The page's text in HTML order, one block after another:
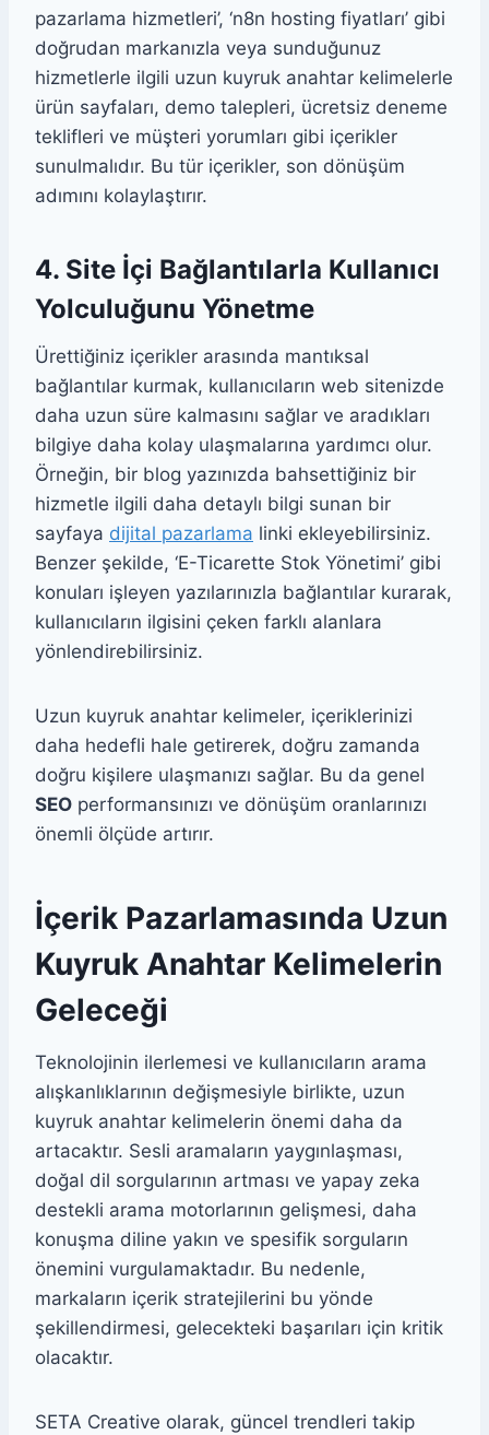
pazarlama hizmetleri’, ‘n8n hosting fiyatları’ gibi
doğrudan markanızla veya sunduğunuz
hizmetlerle ilgili uzun kuyruk anahtar kelimelerle
ürün sayfaları, demo talepleri, ücretsiz deneme
teklifleri ve müşteri yorumları gibi içerikler
sunulmalıdır. Bu tür içerikler, son dönüşüm
adımını kolaylaştırır.
4. Site İçi Bağlantılarla Kullanıcı
Yolculuğunu Yönetme
Ürettiğiniz içerikler arasında mantıksal
bağlantılar kurmak, kullanıcıların web sitenizde
daha uzun süre kalmasını sağlar ve aradıkları
bilgiye daha kolay ulaşmalarına yardımcı olur.
Örneğin, bir blog yazınızda bahsettiğiniz bir
hizmetle ilgili daha detaylı bilgi sunan bir
sayfaya dijital pazarlama linki ekleyebilirsiniz.
Benzer şekilde, ‘E-Ticarette Stok Yönetimi’ gibi
konuları işleyen yazılarınızla bağlantılar kurarak,
kullanıcıların ilgisini çeken farklı alanlara
yönlendirebilirsiniz.
Uzun kuyruk anahtar kelimeler, içeriklerinizi
daha hedefli hale getirerek, doğru zamanda
doğru kişilere ulaşmanızı sağlar. Bu da genel
SEO performansınızı ve dönüşüm oranlarınızı
önemli ölçüde artırır.
İçerik Pazarlamasında Uzun
Kuyruk Anahtar Kelimelerin
Geleceği
Teknolojinin ilerlemesi ve kullanıcıların arama
alışkanlıklarının değişmesiyle birlikte, uzun
kuyruk anahtar kelimelerin önemi daha da
artacaktır. Sesli aramaların yaygınlaşması,
doğal dil sorgularının artması ve yapay zeka
destekli arama motorlarının gelişmesi, daha
konuşma diline yakın ve spesifik sorguların
önemini vurgulamaktadır. Bu nedenle,
markaların içerik stratejilerini bu yönde
şekillendirmesi, gelecekteki başarıları için kritik
olacaktır.
SETA Creative olarak, güncel trendleri takip